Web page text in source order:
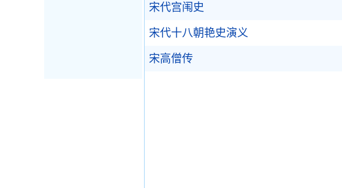
宋代宫闱史
宋代十八朝艳史演义
宋高僧传